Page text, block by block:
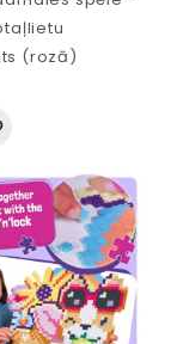
(rozā)